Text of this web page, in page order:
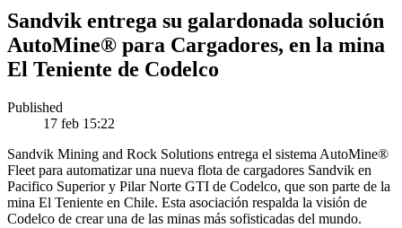
Sandvik entrega su galardonada solución
AutoMine® para Cargadores, en la mina
El Teniente de Codelco
Published
17 feb 15:22
Sandvik Mining and Rock Solutions entrega el sistema AutoMine®
Fleet para automatizar una nueva flota de cargadores Sandvik en
Pacifico Superior y Pilar Norte GTI de Codelco, que son parte de la
mina El Teniente en Chile. Esta asociación respalda la visión de
Codelco de crear una de las minas más sofisticadas del mundo.